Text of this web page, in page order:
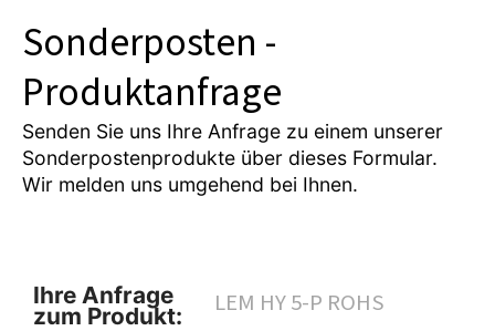
Sonderposten -
Produktanfrage
Senden Sie uns Ihre Anfrage zu einem unserer
Sonderpostenprodukte über dieses Formular.
Wir melden uns umgehend bei Ihnen.
Ihre Anfrage
zum Produkt: